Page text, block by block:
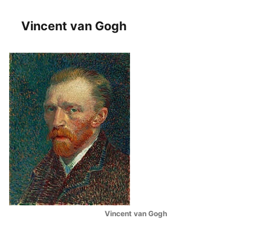
Vincent van Gogh
Vincent van Gogh